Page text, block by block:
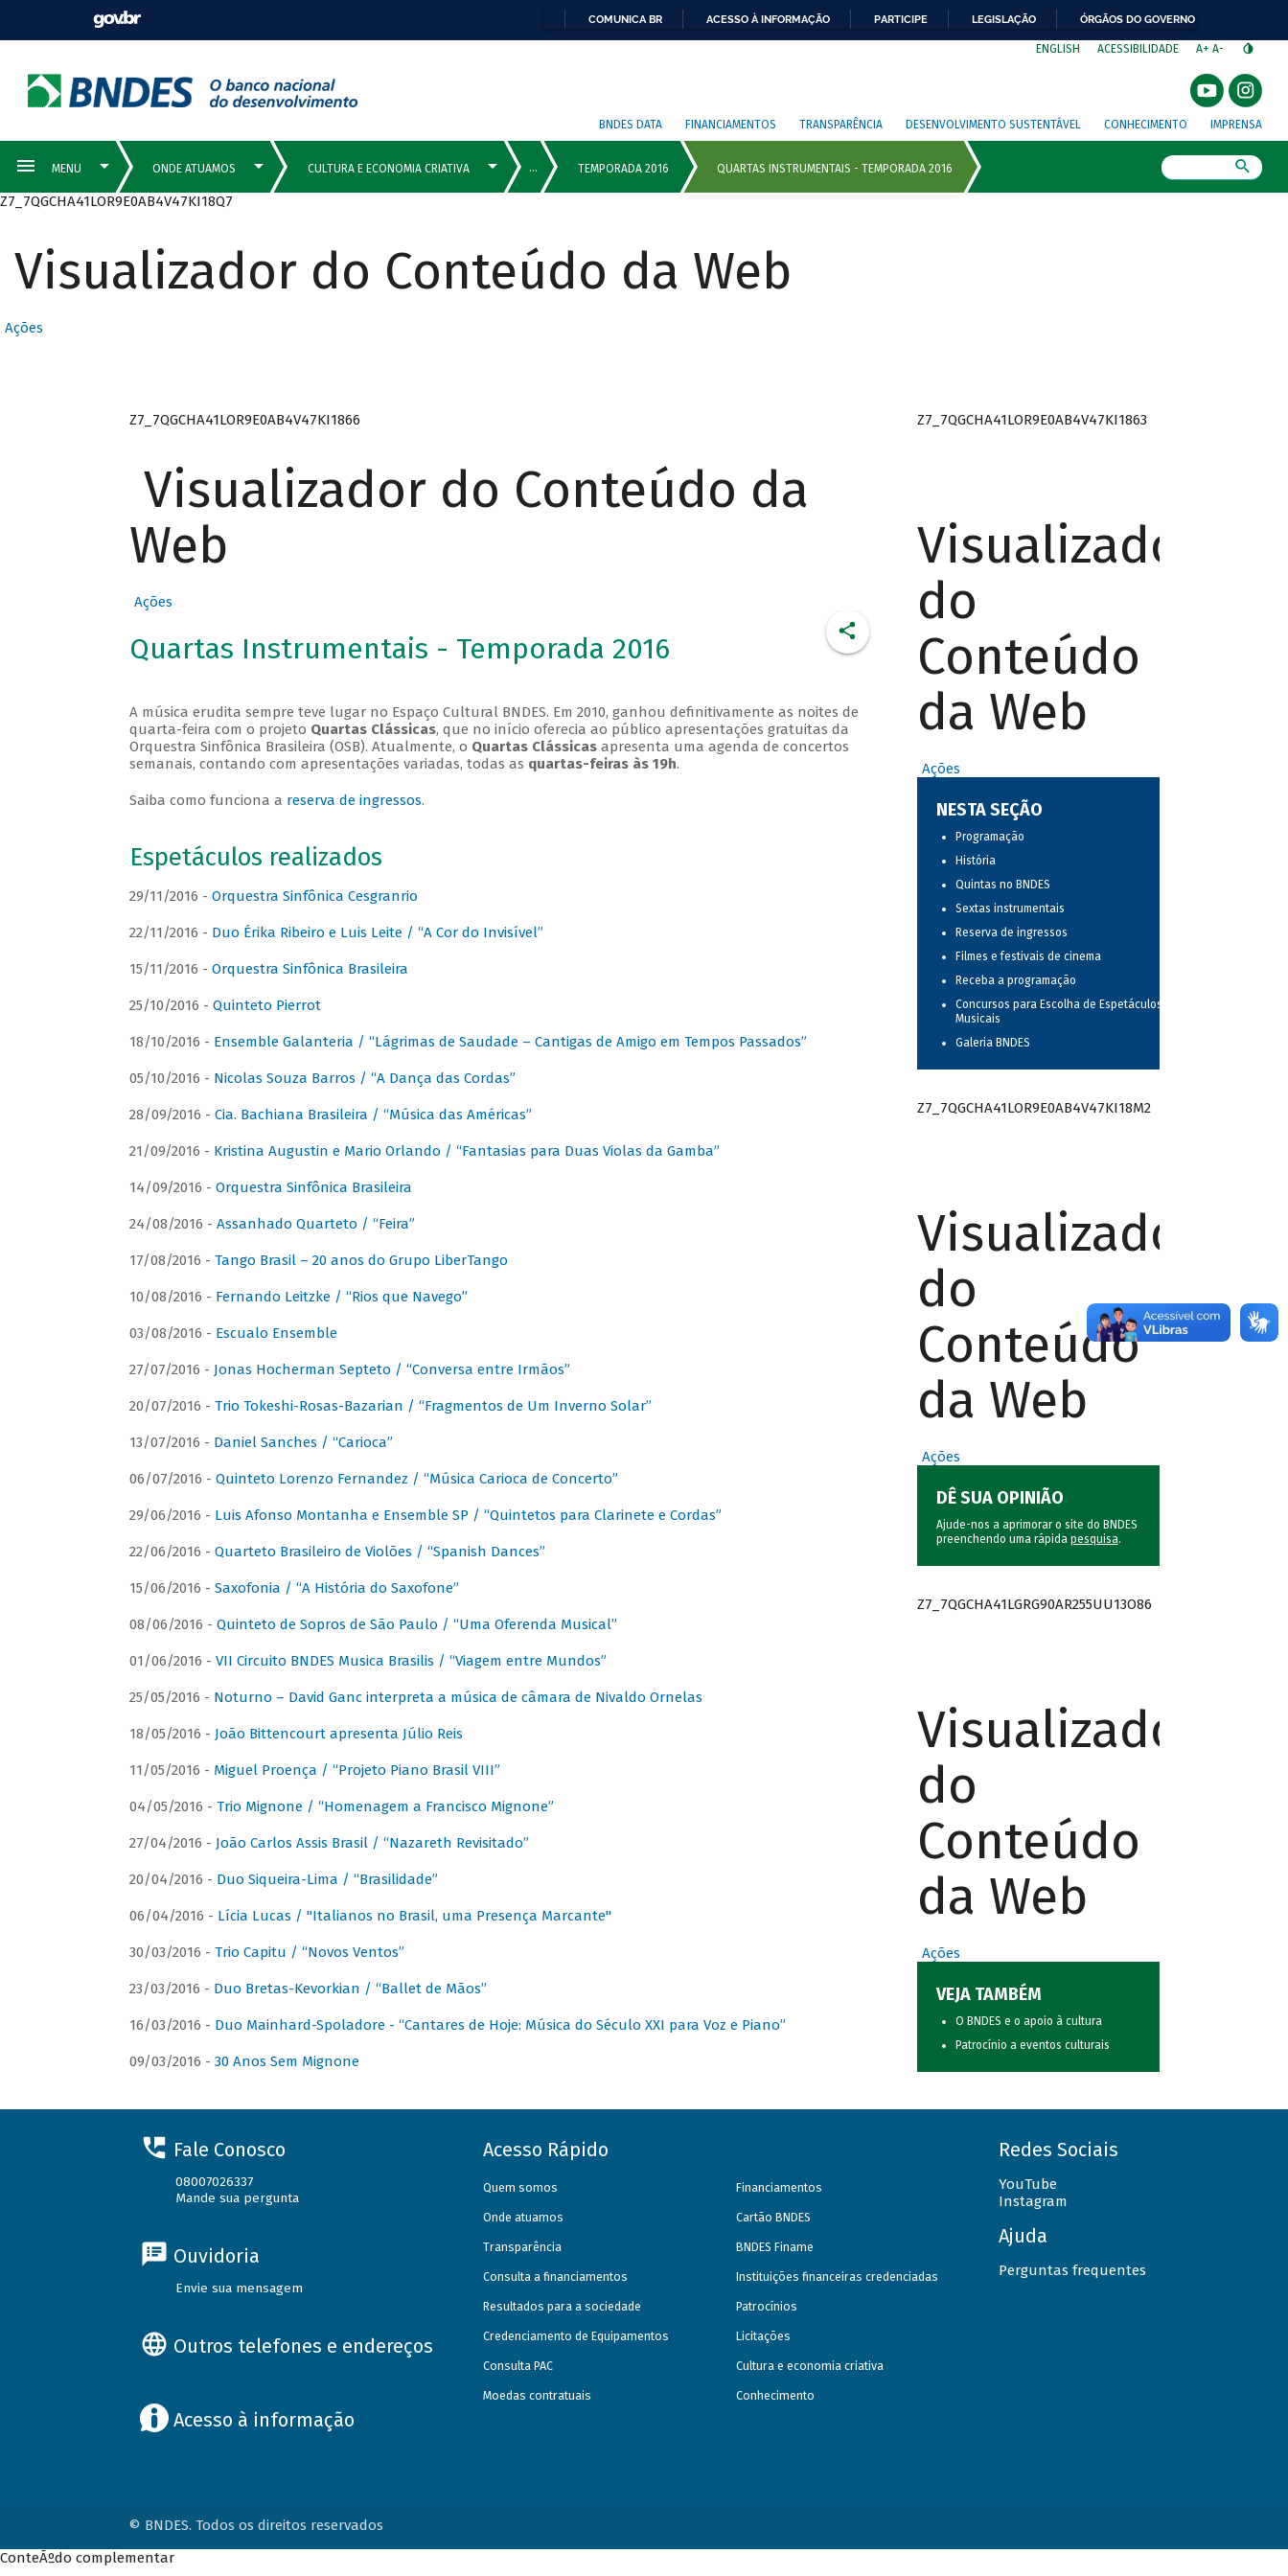
COMUNICA BR ACESSO À INFORMAÇÃO PARTICIPE LEGISLAÇÃO ÓRGÃOS DO GOVERNO
ENGLISH ACESSIBILIDADE A+ A-
BNDES DATA FINANCIAMENTOS TRANSPARÊNCIA DESENVOLVIMENTO SUSTENTÁVEL CONHECIMENTO IMPRENSA
Z7_7QGCHA41LOR9E0AB4V47KI18Q7
Visualizador do Conteúdo da Web
Ações
Z7_7QGCHA41LOR9E0AB4V47KI1866
Visualizador do Conteúdo da
Web
Ações
Quartas Instrumentais - Temporada 2016
A música erudita sempre teve lugar no Espaço Cultural BNDES. Em 2010, ganhou definitivamente as noites de
quarta-feira com o projeto Quartas Clássicas, que no início oferecia ao público apresentações gratuitas da
Orquestra Sinfônica Brasileira (OSB). Atualmente, o Quartas Clássicasapresenta uma agenda de concertos
semanais, contando com apresentações variadas, todas as quartas-feiras às 19h.
Saiba como funciona a reserva de ingressos.
Espetáculos realizados
29/11/2016 - Orquestra Sinfônica Cesgranrio
22/11/2016 - Duo Érika Ribeiro e Luis Leite / “A Cor do Invisível”
15/11/2016 - Orquestra Sinfônica Brasileira
25/10/2016 - Quinteto Pierrot
18/10/2016 - Ensemble Galanteria / “Lágrimas de Saudade – Cantigas de Amigo em Tempos Passados”
05/10/2016 - Nicolas Souza Barros / “A Dança das Cordas”
28/09/2016 - Cia. Bachiana Brasileira / “Música das Américas”
21/09/2016 - Kristina Augustin e Mario Orlando / “Fantasias para Duas Violas da Gamba”
14/09/2016 - Orquestra Sinfônica Brasileira
24/08/2016 - Assanhado Quarteto / “Feira”
17/08/2016 - Tango Brasil – 20 anos do Grupo LiberTango
10/08/2016 - Fernando Leitzke / “Rios que Navego”
03/08/2016 - Escualo Ensemble
27/07/2016 - Jonas Hocherman Septeto / “Conversa entre Irmãos”
20/07/2016 - Trio Tokeshi-Rosas-Bazarian / “Fragmentos de Um Inverno Solar”
13/07/2016 - Daniel Sanches / “Carioca”
06/07/2016 - Quinteto Lorenzo Fernandez / “Música Carioca de Concerto”
29/06/2016 - Luis Afonso Montanha e Ensemble SP / “Quintetos para Clarinete e Cordas”
22/06/2016 - Quarteto Brasileiro de Violões / “Spanish Dances”
15/06/2016 - Saxofonia / “A História do Saxofone”
08/06/2016 - Quinteto de Sopros de São Paulo / “Uma Oferenda Musical”
01/06/2016 - VII Circuito BNDES Musica Brasilis / “Viagem entre Mundos”
25/05/2016 - Noturno – David Ganc interpreta a música de câmara de Nivaldo Ornelas
18/05/2016 - João Bittencourt apresenta Júlio Reis
11/05/2016 - Miguel Proença / “Projeto Piano Brasil VIII”
04/05/2016 - Trio Mignone / “Homenagem a Francisco Mignone”
27/04/2016 - João Carlos Assis Brasil / “Nazareth Revisitado”
20/04/2016 - Duo Siqueira-Lima / “Brasilidade”
06/04/2016 - Lícia Lucas / "Italianos no Brasil, uma Presença Marcante"
30/03/2016 - Trio Capitu / “Novos Ventos”
23/03/2016 - Duo Bretas-Kevorkian / “Ballet de Mãos”
16/03/2016 - Duo Mainhard-Spoladore - “Cantares de Hoje: Música do Século XXI para Voz e Piano”
09/03/2016 - 30 Anos Sem Mignone
Z7_7QGCHA41LOR9E0AB4V47KI1863
Visualizador
do
Conteúdo
da Web
Ações
NESTA SEÇÃO
Programação
História
Quintas no BNDES
Sextas instrumentais
Reserva de ingressos
Filmes e festivais de cinema
Receba a programação
Concursos para Escolha de Espetáculos
Musicais
Galeria BNDES
Z7_7QGCHA41LOR9E0AB4V47KI18M2
Visualizador
do
Conteúdo
da Web
Ações
DÊ SUA OPINIÃO
Ajude-nos a aprimorar o site do BNDES
preenchendo uma rápida pesquisa.
Z7_7QGCHA41LGRG90AR255UU13O86
Visualizador
do
Conteúdo
da Web
Ações
VEJA TAMBÉM
O BNDES e o apoio à cultura
Patrocínio a eventos culturais
Fale Conosco
08007026337
Mande sua pergunta
Ouvidoria
Envie sua mensagem
Outros telefones e endereços
Acesso à informação
Acesso Rápido
Quem somos
Onde atuamos
Transparência
Consulta a financiamentos
Resultados para a sociedade
Credenciamento de Equipamentos
Consulta PAC
Moedas contratuais
Financiamentos
Cartão BNDES
BNDES Finame
Instituições financeiras credenciadas
Patrocínios
Licitações
Cultura e economia criativa
Conhecimento
Redes Sociais
YouTube
Instagram
Ajuda
Perguntas frequentes
© BNDES. Todos os direitos reservados
ConteÃºdo complementar